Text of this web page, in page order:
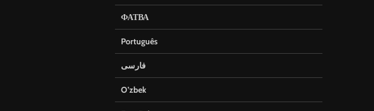
ФАТВА
Português
فارسی
O’zbek